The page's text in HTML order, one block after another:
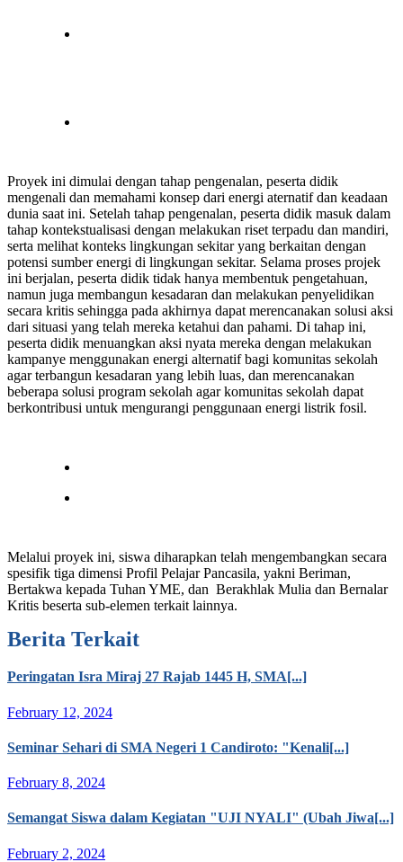
Proyek ini dimulai dengan tahap pengenalan, peserta didik
mengenali dan memahami konsep dari energi aternatif dan keadaan
dunia saat ini. Setelah tahap pengenalan, peserta didik masuk dalam
tahap kontekstualisasi dengan melakukan riset terpadu dan mandiri,
serta melihat konteks lingkungan sekitar yang berkaitan dengan
potensi sumber energi di lingkungan sekitar. Selama proses projek
ini berjalan, peserta didik tidak hanya membentuk pengetahuan,
namun juga membangun kesadaran dan melakukan penyelidikan
secara kritis sehingga pada akhirnya dapat merencanakan solusi aksi
dari situasi yang telah mereka ketahui dan pahami. Di tahap ini,
peserta didik menuangkan aksi nyata mereka dengan melakukan
kampanye menggunakan energi alternatif bagi komunitas sekolah
agar terbangun kesadaran yang lebih luas, dan merencanakan
beberapa solusi program sekolah agar komunitas sekolah dapat
berkontribusi untuk mengurangi penggunaan energi listrik fosil.
Melalui proyek ini, siswa diharapkan telah mengembangkan secara
spesifik tiga dimensi Profil Pelajar Pancasila, yakni Beriman,
Bertakwa kepada Tuhan YME, dan Berakhlak Mulia dan Bernalar
Kritis beserta sub-elemen terkait lainnya.
Berita Terkait
Peringatan Isra Miraj 27 Rajab 1445 H, SMA[...]
February 12, 2024
Seminar Sehari di SMA Negeri 1 Candiroto: "Kenali[...]
February 8, 2024
Semangat Siswa dalam Kegiatan "UJI NYALI" (Ubah Jiwa[...]
February 2, 2024